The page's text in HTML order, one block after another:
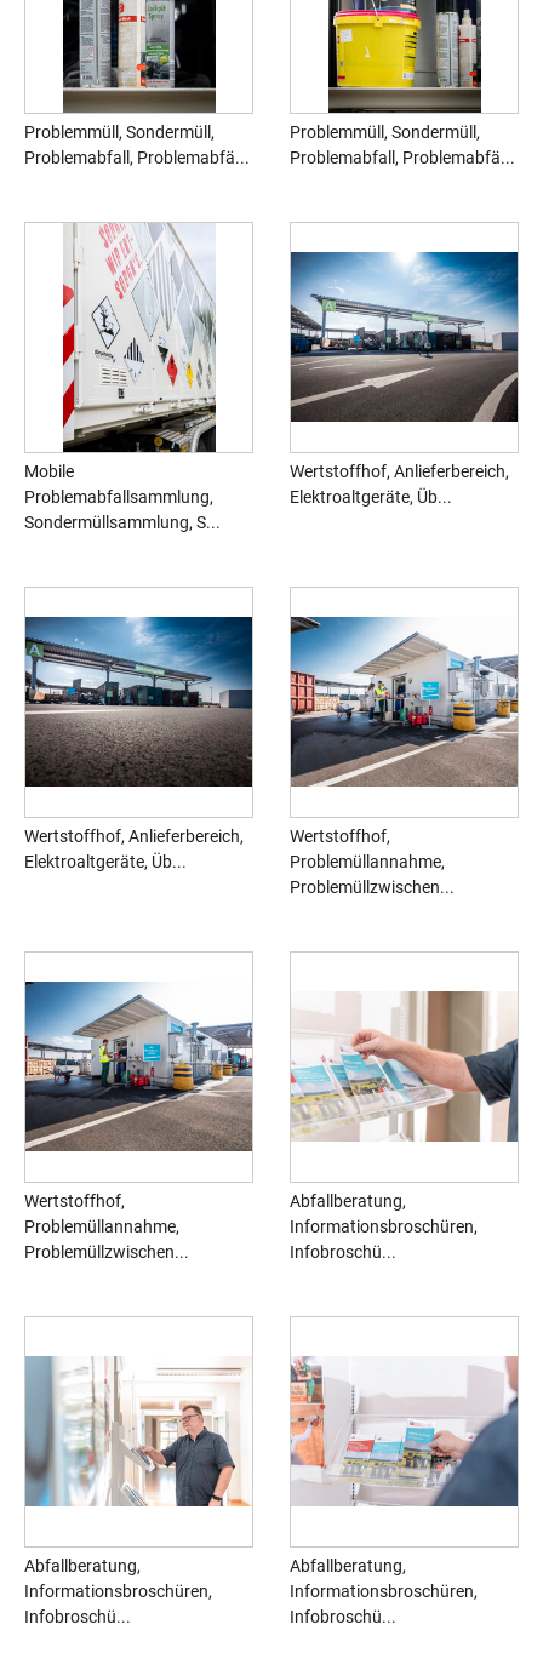
Problemmüll, Sondermüll,
Problemabfall, Problemabfä...
Problemmüll, Sondermüll,
Problemabfall, Problemabfä...
Mobile
Problemabfallsammlung,
Sondermüllsammlung, S...
Wertstoffhof, Anlieferbereich,
Elektroaltgeräte, Üb...
Wertstoffhof, Anlieferbereich,
Elektroaltgeräte, Üb...
Wertstoffhof,
Problemüllannahme,
Problemüllzwischen...
Wertstoffhof,
Problemüllannahme,
Problemüllzwischen...
Abfallberatung,
Informationsbroschüren,
Infobroschü...
Abfallberatung,
Informationsbroschüren,
Infobroschü...
Abfallberatung,
Informationsbroschüren,
Infobroschü...